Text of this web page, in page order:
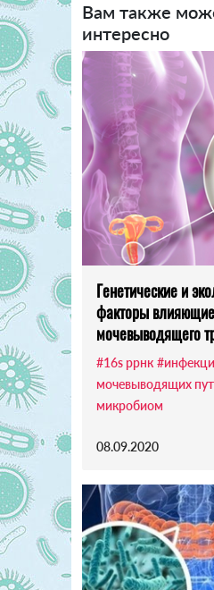
Вам также
интересно
Генетические и
факторы
мочевыводящего
#16s ррнк
мочевыводящих
микробиом
08.09.2020